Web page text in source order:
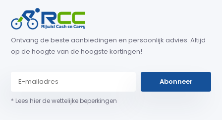
Ontvang de beste aanbiedingen en persoonlijk advies. Altijd
op de hoogte van de hoogste kortingen!
Abonneer
* Lees hier de wettelijke beperkingen